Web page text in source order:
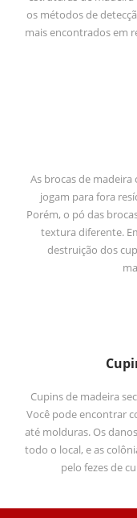
os métodos de
mais encontrados em
As brocas de
jogam para fora
Porém, o pó das
textura diferente.
destruição dos
Cupins de madeira
Você pode encontrar
até molduras. Os
todo o local, e as
pelo fezes de